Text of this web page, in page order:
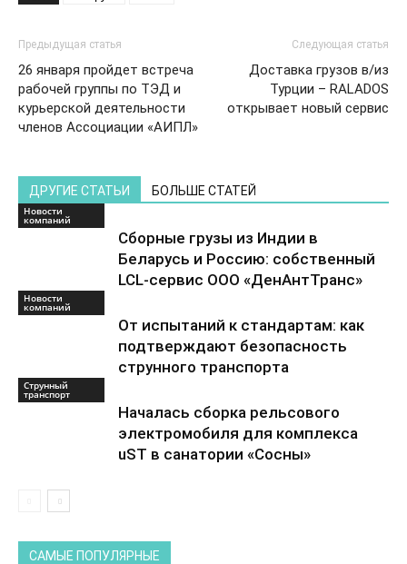
Предыдущая статья
26 января пройдет встреча
рабочей группы по ТЭД и
курьерской деятельности
членов Ассоциации «АИПЛ»
Следующая статья
Доставка грузов в/из
Турции – RALADOS
открывает новый сервис
ДРУГИЕ СТАТЬИ БОЛЬШЕ СТАТЕЙ
Новости
компаний
Сборные грузы из Индии в
Беларусь и Россию: собственный
LCL-сервис ООО «ДенАнтТранс»
Новости
компаний
От испытаний к стандартам: как
подтверждают безопасность
струнного транспорта
Струнный
транспорт
Началась сборка рельсового
электромобиля для комплекса
uST в санатории «Сосны»
САМЫЕ ПОПУЛЯРНЫЕ